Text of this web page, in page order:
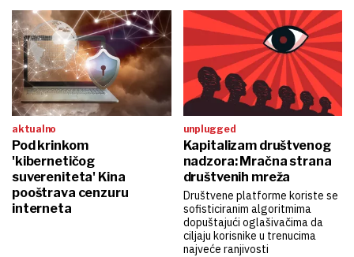
aktualno
Pod krinkom
'kibernetičog
suvereniteta' Kina
pooštrava cenzuru
interneta
unplugged
Kapitalizam društvenog
nadzora: Mračna strana
društvenih mreža
Društvene platforme koriste se
sofisticiranim algoritmima
dopuštajući oglašivačima da
ciljaju korisnike u trenucima
najveće ranjivosti